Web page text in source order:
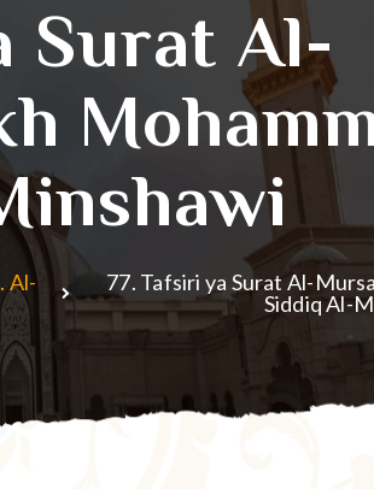
Surat Al-
Al-
77. Tafsiri ya Surat Al-
Siddiq Al-